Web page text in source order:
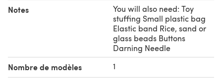
Notes
You will also need: Toy
stuffing Small plastic bag
Elastic band Rice, sand or
glass beads Buttons
Darning Needle
Nombre de modèles 1